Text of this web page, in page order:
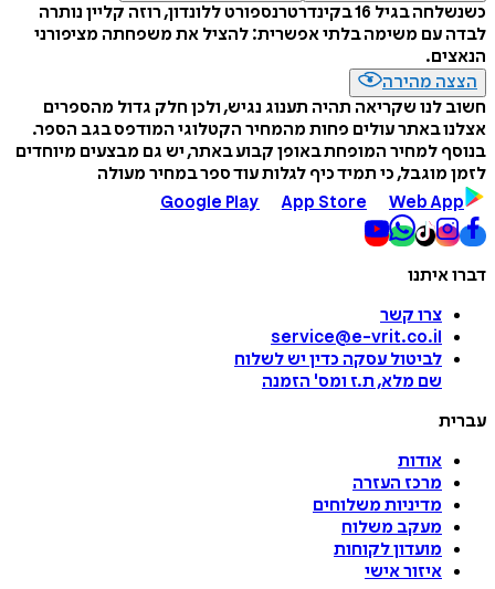
כשנשלחה בגיל 16 בקינדרטרנספורט ללונדון, רוזה קליין נותרה
לבדה עם משימה בלתי אפשרית: להציל את משפחתה מציפורני
הנאצים.
הצצה מהירה
חשוב לנו שקריאה תהיה תענוג נגיש, ולכן חלק גדול מהספרים
אצלנו באתר עולים פחות מהמחיר הקטלוגי המודפס בגב הספר.
בנוסף למחיר המופחת באופן קבוע באתר, יש גם מבצעים מיוחדים
לזמן מוגבל, כי תמיד כיף לגלות עוד ספר במחיר מעולה
Google Play
App Store Web App
דברו איתנו
צרו קשר
service@e-vrit.co.il
לביטול עסקה כדין יש לשלוח
שם מלא, ת.ז ומס' הזמנה
עברית
אודות
מרכז העזרה
מדיניות משלוחים
מעקב משלוח
מועדון לקוחות
איזור אישי